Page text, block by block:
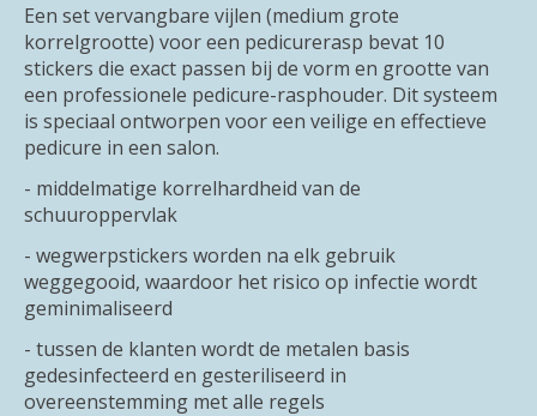
Een set vervangbare vijlen (medium grote
korrelgrootte) voor een pedicurerasp bevat 10
stickers die exact passen bij de vorm en grootte van
een professionele pedicure-rasphouder. Dit systeem
is speciaal ontworpen voor een veilige en effectieve
pedicure in een salon.
- middelmatige korrelhardheid van de
schuuroppervlak
- wegwerpstickers worden na elk gebruik
weggegooid, waardoor het risico op infectie wordt
geminimaliseerd
- tussen de klanten wordt de metalen basis
gedesinfecteerd en gesteriliseerd in
overeenstemming met alle regels